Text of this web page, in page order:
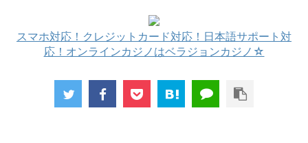
スマホ対応！クレジットカード対応！日本語サポート対
応！オンラインカジノはベラジョンカジノ☆